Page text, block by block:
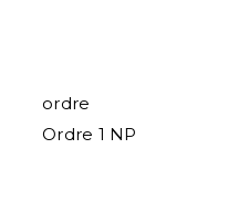
ordre
Ordre 1 NP